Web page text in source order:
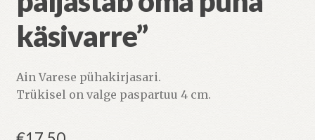
käsivarre”
Ain Varese pühakirjasari.
Trükisel on valge paspartuu 4 cm.